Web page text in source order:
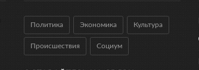
Политика Экономика Культура
Происшествия Социум